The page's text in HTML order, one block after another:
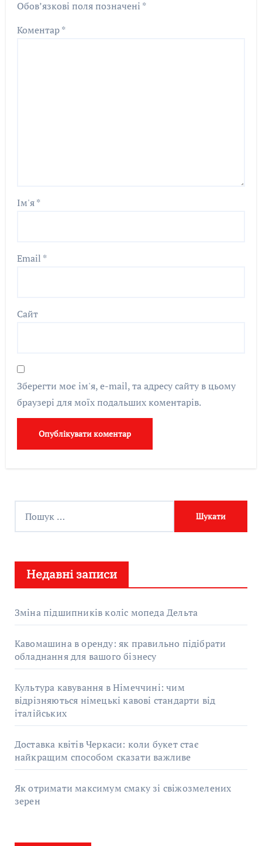
Обов’язкові поля позначені *
Коментар*
Ім'я*
Email *
Сайт
Зберегти моє ім'я, e-mail, та адресу сайту в цьому
браузері для моїх подальших коментарів.
:
Недавні записи
Зміна підшипників коліс мопеда Дельта
Кавомашина в оренду: як правильно підібрати
обладнання для вашого бізнесу
Культура кавування в Німеччині: чим
відрізняються німецькі кавові стандарти від
італійських
Доставка квітів Черкаси: коли букет стає
найкращим способом сказати важливе
Як отримати максимум смаку зі свіжозмелених
зерен